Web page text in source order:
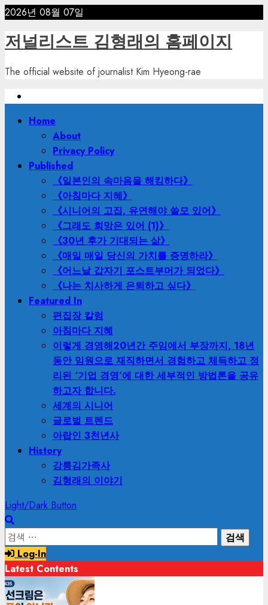
Skip
content
2026년 08월 07일
저널리스트 김형래의 홈페이지
The official website of journalist Kim Hyeong-rae
PrimaryHome
About
Privacy Policy
Published
《일본인의 속마음을 해킹하다》
《아침마다 지혜》
《시니어의 고집, 유연해야 쓸모 있어》
《그래도 희망은 있어 (1)》
《30년 후가 기대되는 삶》
《매일 매일 당신의 가치를 증명하라》
《어느날 갑자기 포스트부머가 되었다》
《나는 치사하게 은퇴하고 싶다》
Featured In
편집장 칼럼
아침마다 지혜
이렇게 경영해20년간 주임에서 부장까지, 18년
동안 임원으로 재직하면서 경험하고 체득하고 정
리된 ‘기업 경영’에 대한 세부적인 방법론을 공유
하고자 합니다.
세계의 시니어
글로벌 트렌드
아랍인 3천년사
History
강릉김가족사
김형래의 이야기
Light/Dark Button
검
색:Log-In
Latest Contents